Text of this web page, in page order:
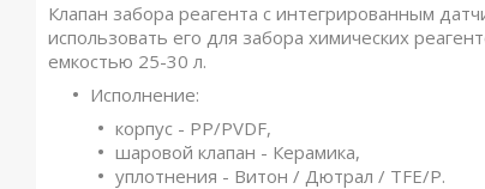
Клапан забора реагента с интегрированным
использовать его для забора химических
емкостью 25-30 л.
Исполнение:
корпус - PP/PVDF,
шаровой клапан - Керамика,
уплотнения - Витон / Дютрал / TFE/P.